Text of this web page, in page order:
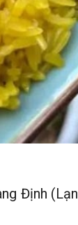
Định